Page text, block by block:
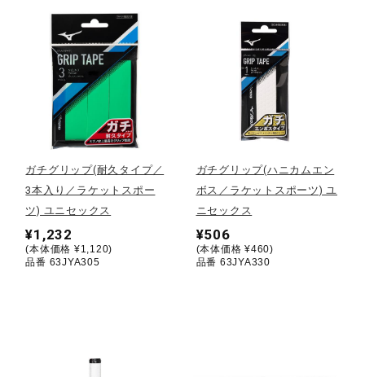
バレーボール
テニス／ソフトテニス
陸上競技
ガチグリップ(耐久タイプ／
3本入り／ラケットスポー
ツ) ユニセックス
¥1,232
(本体価格 ¥1,120)
品番 63JYA305
ガチグリップ(ハニカムエン
ボス／ラケットスポーツ) ユ
ニセックス
¥506
(本体価格 ¥460)
品番 63JYA330